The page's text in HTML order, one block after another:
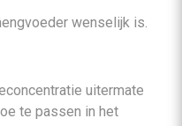
wenselijk is.
uitermate
te passen in het